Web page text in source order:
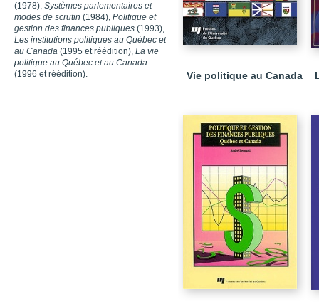
(1978), Systèmes parlementaires et
modes de scrutin (1984), Politique et
gestion des finances publiques (1993),
Les institutions politiques au Québec et
au Canada (1995 et réédition), La vie
politique au Québec et au Canada
(1996 et réédition).
Vie politique au Canada